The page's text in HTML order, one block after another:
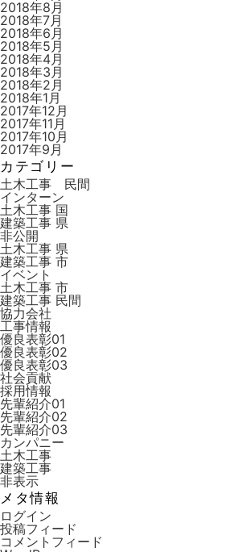
2018年8月
2018年7月
2018年6月
2018年5月
2018年4月
2018年3月
2018年2月
2018年1月
2017年12月
2017年11月
2017年10月
2017年9月
カテゴリー
土木工事 民間
インターン
土木工事 国
建築工事 県
非公開
土木工事 県
建築工事 市
イベント
土木工事 市
建築工事 ⺠間
協力会社
工事情報
優良表彰01
優良表彰02
優良表彰03
社会貢献
採用情報
先輩紹介01
先輩紹介02
先輩紹介03
カンパニー
土木工事
建築工事
非表示
メタ情報
ログイン
投稿フィード
コメントフィード